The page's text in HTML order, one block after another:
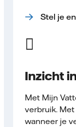
Stel je
Inzicht
Met Mijn
verbruik.
wanneer je